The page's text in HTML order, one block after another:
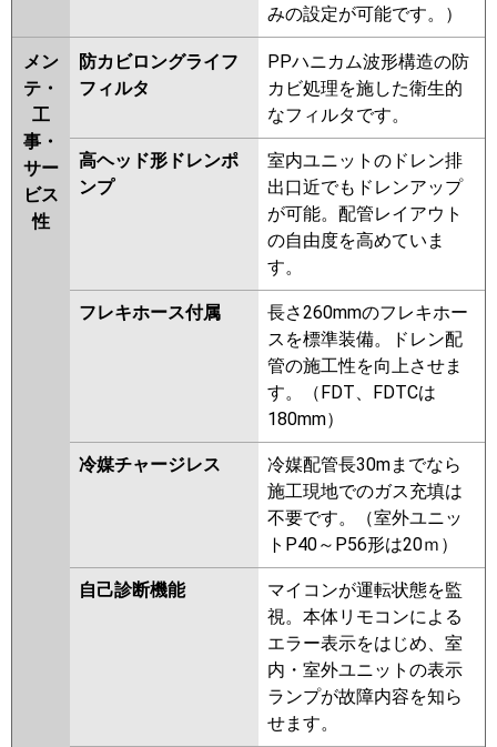
みの設定が可能です。）
メン
テ・
工
事・
サー
ビス
性
防カビロングライフ
フィルタ
PPハニカム波形構造の防
カビ処理を施した衛生的
なフィルタです。
高ヘッド形ドレンポ
ンプ
室内ユニットのドレン排
出口近でもドレンアップ
が可能。配管レイアウト
の自由度を高めていま
す。
フレキホース付属
長さ260mmのフレキホー
スを標準装備。ドレン配
管の施工性を向上させま
す。（FDT、FDTCは
180mm）
冷媒チャージレス
冷媒配管長30mまでなら
施工現地でのガス充填は
不要です。（室外ユニッ
トP40～P56形は20ｍ）
自己診断機能
マイコンが運転状態を監
視。本体リモコンによる
エラー表示をはじめ、室
内・室外ユニットの表示
ランプが故障内容を知ら
せます。